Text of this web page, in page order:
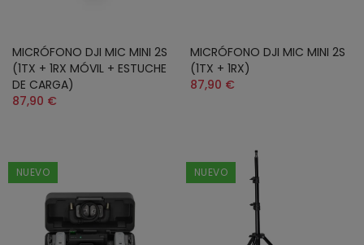
MICRÓFONO DJI MIC MINI 2S
(1TX + 1RX MÓVIL + ESTUCHE
DE CARGA)
87,90 €
MICRÓFONO DJI MIC MINI 2S
(1TX + 1RX)
87,90 €
NUEVO NUEVO